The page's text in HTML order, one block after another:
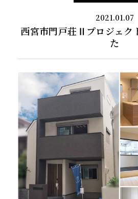
2021.01.07
西宮市門戸荘Ⅱプロジェク
た